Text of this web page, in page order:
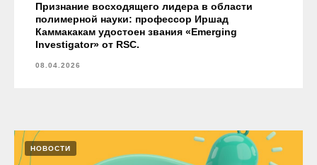
Признание восходящего лидера в области
полимерной науки: профессор Иршад
Каммакакам удостоен звания «Emerging
Investigator» от RSC.
08.04.2026
НОВОСТИ